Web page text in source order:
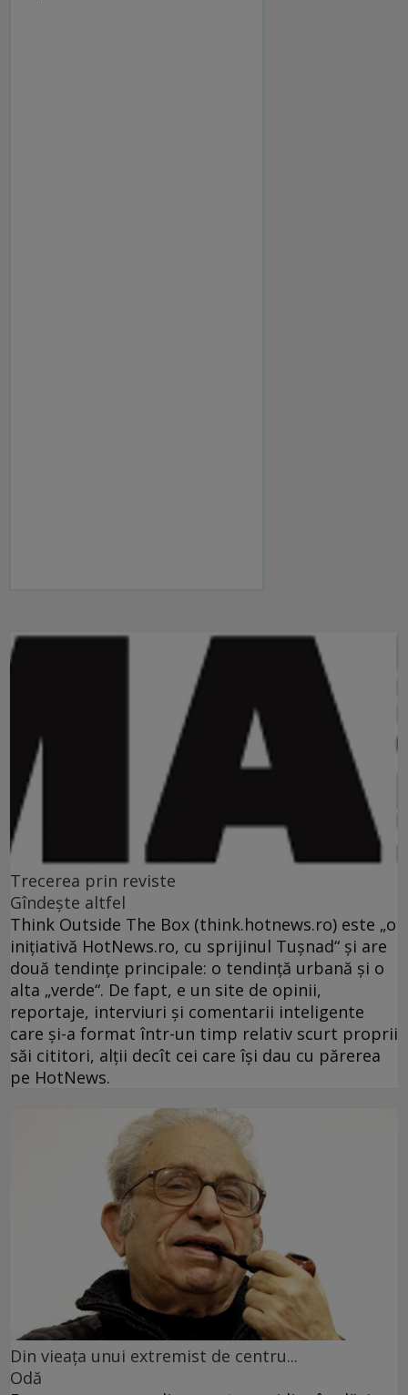
Trecerea prin reviste
Gîndeşte altfel
Think Outside The Box (think.hotnews.ro) este „o
iniţiativă HotNews.ro, cu sprijinul Tuşnad“ şi are
două tendinţe principale: o tendinţă urbană şi o
alta „verde“. De fapt, e un site de opinii,
reportaje, interviuri şi comentarii inteligente
care şi-a format într-un timp relativ scurt proprii
săi cititori, alţii decît cei care îşi dau cu părerea
pe HotNews.
Din vieaţa unui extremist de centru...
Odă